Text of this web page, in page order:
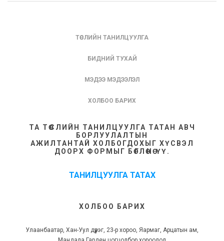
ТӨСЛИЙН ТАНИЛЦУУЛГА
БИДНИЙ ТУХАЙ
МЭДЭЭ МЭДЭЭЛЭЛ
ХОЛБОО БАРИХ
ТА ТӨСЛИЙН ТАНИЛЦУУЛГА ТАТАН АВЧ
БОРЛУУЛАЛТЫН
АЖИЛТАНТАЙ ХОЛБОГДОХЫГ ХҮСВЭЛ
ДООРХ ФОРМЫГ БӨГЛӨНӨ ҮҮ.
ТАНИЛЦУУЛГА ТАТАХ
ХОЛБОО БАРИХ
Улаанбаатар, Хан-Уул дүүрэг, 23-р хороо, Яармаг, Арцатын ам,